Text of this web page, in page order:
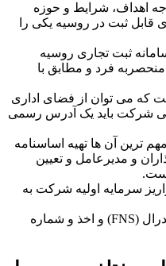
اهداف، شرایط و حوزه
قابل ثبت در روسیه یکی را
ثبت تجاری روسیه
منحصربه فرد و مطابق با
که می ‌توان از فضای اداری
شرکت باید یک آدرس رسمی
ترین آن ها تهیه اساسنامه
و مدیرعامل و تعیین
سرمایه اولیه شرکت به
ثبت شرکت در اداره مالیات فدرال (FNS) و اخذ و شماره